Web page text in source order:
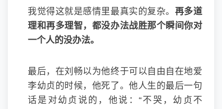
我觉得这就是感情里最真实的复杂。 再多道
理和再多理智，都没办法战胜那个瞬间你对
一个人的没办法。
最后，在刘畅以为他终于可以自由自在地爱
李幼贞的时候，他死了。他人生的最后一句
话是对幼贞说的，他说：“不哭，幼贞不